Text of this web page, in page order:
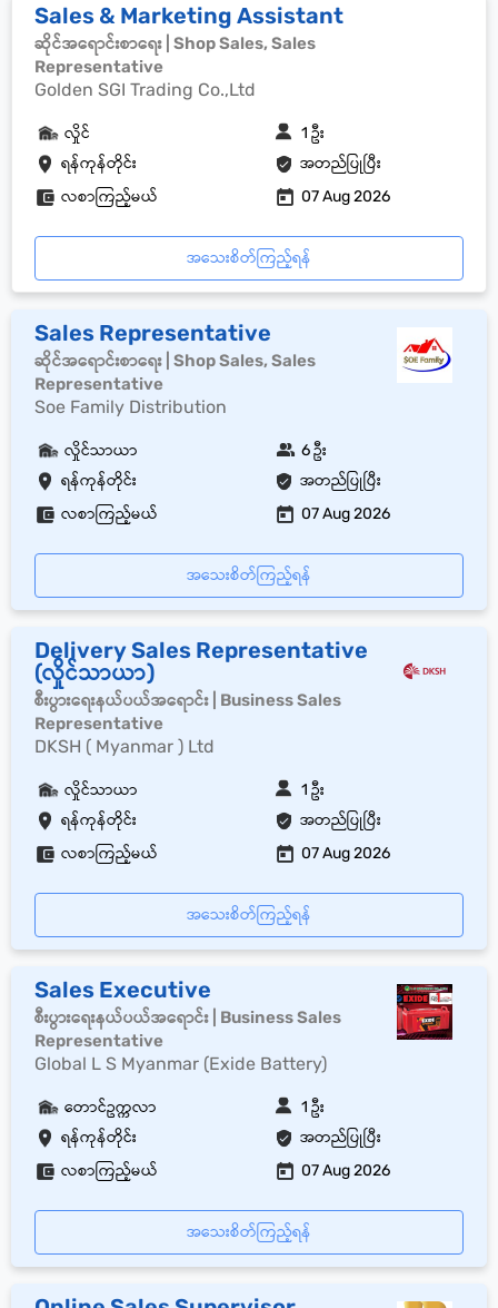
Sales & Marketing Assistant
ဆိုင်အရောင်းစာရေး | Shop Sales, Sales
Representative
Golden SGI Trading Co.,Ltd
ရန်ကုန်တိုင်း အတည်ပြုပြီး
လှိုင် 1 ဦး
လစာကြည့်မယ် 07 Aug 2026
အသေးစိတ်ကြည့်ရန်
Sales Representative
ဆိုင်အရောင်းစာရေး | Shop Sales, Sales
Representative
Soe Family Distribution
ရန်ကုန်တိုင်း အတည်ပြုပြီး
လှိုင်သာယာ 6 ဦး
လစာကြည့်မယ် 07 Aug 2026
အသေးစိတ်ကြည့်ရန်
Delivery Sales Representative
(လှိုင်သာယာ)
စီးပွားရေးနယ်ပယ်အရောင်း | Business Sales
Representative
DKSH ( Myanmar ) Ltd
ရန်ကုန်တိုင်း အတည်ပြုပြီး
လှိုင်သာယာ 1 ဦး
လစာကြည့်မယ် 07 Aug 2026
အသေးစိတ်ကြည့်ရန်
Sales Executive
စီးပွားရေးနယ်ပယ်အရောင်း | Business Sales
Representative
Global L S Myanmar (Exide Battery)
ရန်ကုန်တိုင်း အတည်ပြုပြီး
တောင်ဥက္ကလာ 1 ဦး
လစာကြည့်မယ် 07 Aug 2026
အသေးစိတ်ကြည့်ရန်